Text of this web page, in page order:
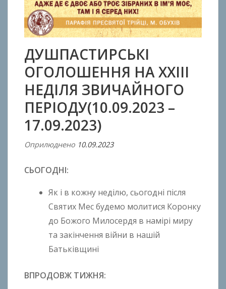
ДУШПАСТИРСЬКІ
ОГОЛОШЕННЯ НА ХXIII
НЕДІЛЯ ЗВИЧАЙНОГО
ПЕРІОДУ(10.09.2023 –
17.09.2023)
Оприлюднено 10.09.2023В
n
t
o
n
СЬОГОДНІ:
Як і в кожну неділю, сьогодні після
Святих Мес будемо молитися Коронку
до Божого Милосердя в намірі миру
та закінчення війни в нашій
Батьківщині
ВПРОДОВЖ ТИЖНЯ: